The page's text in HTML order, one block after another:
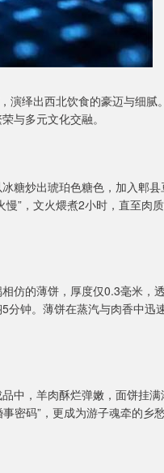
演绎出西北饮食的豪迈与细腻
与多元文化交融。
糖炒出琥珀色糖色，加入郫县
”，文火煨煮2小时，直至肉质
仿的薄饼，厚度仅0.3毫米，
分钟。薄饼在蒸汽与肉香中迅
中，羊肉酥烂弹嫩，面饼挂满
密码”，更成为游子魂牵的乡